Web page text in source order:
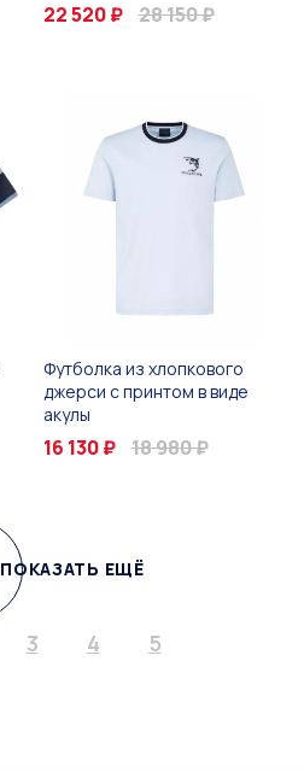
22 520 ₽ 28 150 ₽
Футболка из хлопкового
джерси с принтом в виде
акулы
16 130 ₽ 18 980 ₽
ПОКАЗАТЬ ЕЩЁ
3 4 5